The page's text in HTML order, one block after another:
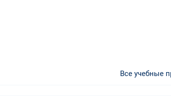
Все учебные